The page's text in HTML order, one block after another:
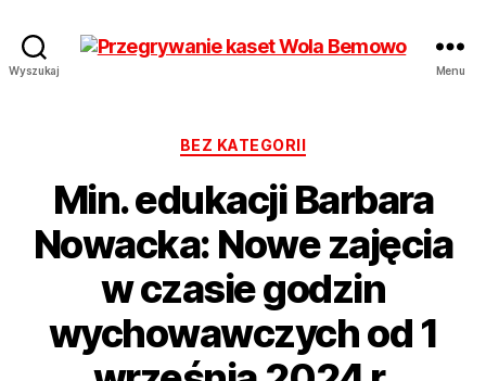
Wyszukaj
Wola
od
17
zł
Hurt
Menu
Kategorie
BEZ KATEGORII
Min. edukacji Barbara
Nowacka: Nowe zajęcia
w czasie godzin
wychowawczych od 1